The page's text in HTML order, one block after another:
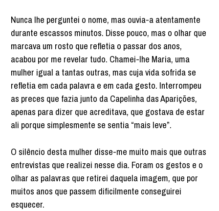
Nunca lhe perguntei o nome, mas ouvia-a atentamente
durante escassos minutos. Disse pouco, mas o olhar que
marcava um rosto que refletia o passar dos anos,
acabou por me revelar tudo. Chamei-lhe Maria, uma
mulher igual a tantas outras, mas cuja vida sofrida se
refletia em cada palavra e em cada gesto. Interrompeu
as preces que fazia junto da Capelinha das Aparições,
apenas para dizer que acreditava, que gostava de estar
ali porque simplesmente se sentia “mais leve”.
O silêncio desta mulher disse-me muito mais que outras
entrevistas que realizei nesse dia. Foram os gestos e o
olhar as palavras que retirei daquela imagem, que por
muitos anos que passem dificilmente conseguirei
esquecer.